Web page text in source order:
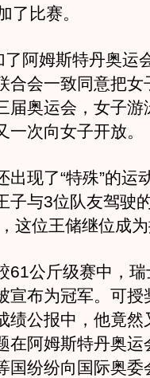
了比赛。
阿姆斯特丹奥运
合会一致同意把女
届奥运会，女子游
次向女子开放。
现了“特殊”的运
与3位队友驾驶
这位王储继位成
公斤级赛中，瑞
宣布为冠军。可授
绩公报中，他竟然
在阿姆斯特丹奥运
国纷纷向国际奥委